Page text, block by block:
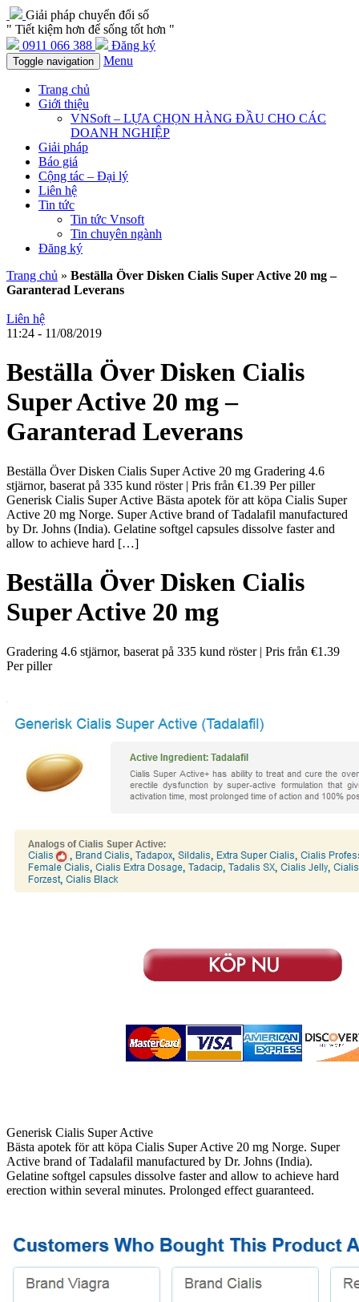
Giải pháp chuyển đổi số
" Tiết kiệm hơn để sống tốt hơn "
0911 066 388
Đăng ký
Toggle navigation Menu
Trang chủ
Giới thiệu
VNSoft – LỰA CHỌN HÀNG ĐẦU CHO CÁC
DOANH NGHIỆP
Giải pháp
Báo giá
Cộng tác – Đại lý
Liên hệ
Tin tức
Tin tức Vnsoft
Tin chuyên ngành
Đăng ký
Trang chủ » Beställa Över Disken Cialis Super Active 20 mg –
Garanterad Leverans
Liên hệ
11:24 - 11/08/2019
Beställa Över Disken Cialis
Super Active 20 mg –
Garanterad Leverans
Beställa Över Disken Cialis Super Active 20 mg Gradering 4.6
stjärnor, baserat på 335 kund röster | Pris från €1.39 Per piller
Generisk Cialis Super Active Bästa apotek för att köpa Cialis Super
Active 20 mg Norge. Super Active brand of Tadalafil manufactured
by Dr. Johns (India). Gelatine softgel capsules dissolve faster and
allow to achieve hard […]
Beställa Över Disken Cialis
Super Active 20 mg
Gradering 4.6 stjärnor, baserat på 335 kund röster| Pris från €1.39
Per piller
Generisk Cialis Super Active
Bästa apotek för att köpa Cialis Super Active 20 mg Norge. Super
Active brand of Tadalafil manufactured by Dr. Johns (India).
Gelatine softgel capsules dissolve faster and allow to achieve hard
erection within several minutes. Prolonged effect guaranteed.